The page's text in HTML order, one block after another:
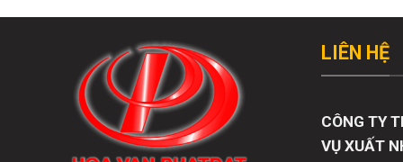
LIÊN HỆ
CÔNG TY
VỤ XUẤT